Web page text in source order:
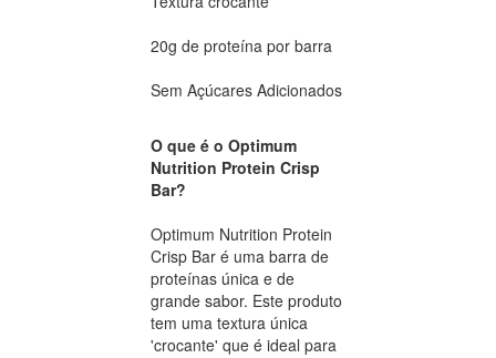
20g de proteína por barra
Sem Açúcares Adicionados
O que é o Optimum
Nutrition Protein Crisp
Bar?
Optimum Nutrition Protein
Crisp Bar é uma barra de
proteínas única e de
grande sabor. Este produto
tem uma textura única
'crocante' que é ideal para